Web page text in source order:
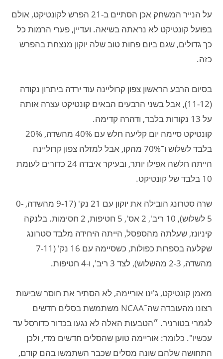
על הנייר המשחק אכן הסתיים ב-21 הפרש לקונטיקט, אולם
בפועל קונטיקט לא נראתה בשיאה. ועדיין, פערי הרמות כל
כך גדולים, שגם ביום פחות טוב שלה יוקון מנצחת בהפרש
כזה.
בסיום הרבע הראשון צפון קרוליינה עוד ירדה ביתרון נקודה
(11-12), אבל בשני הרבעים הבאים קונטיקט עצרה אותה
על 13 נקודות בלבד, ודהרה קדימה.
קונטיקט סיימה יום קליעה חלש עם 40% מהשדה, 20%
בלבד לשלוש ו־70% מהקו, אבל למזלה צפון קרוליינה
הייתה חלשה אפילו יותר, ובעיקר איבדה 24 כדורים לעומת
10 בלבד של קונטיקט.
שרה סטרונג הובילה את יוקון עם 21 נק' (9-17 מהשדה, 0-
5 לשלוש), 10 ריב', 2 אס', 5 חטיפות, 2 חסימות. בלנקה
קיניונז, שעלתה מהספסל, הייתה היחידה מלבד סטרונג
שקלעה בספרות כפולות, כשסיימה עם 16 נק' (7-11
מהשדה, 2-3 מהשלוש), לצד 3 ריב', ו-4 חטיפות.
מאמן קונטיקט, ג'ינו אוריימה, לא הסתיר את חוסר שביעות
רצונו מהעובדה שה־NCAA משתמשת בסלים חדשים
לגמרי בטורניר. ״הטבעות האלה לא נגעו בכדור כדורסל עד
עכשיו". כלומר: אוריימה טוען שהסלים חדשים מדי, ולכן
התחושה שלהם שונה מסלים שכבר השתמשו בהם קודם,